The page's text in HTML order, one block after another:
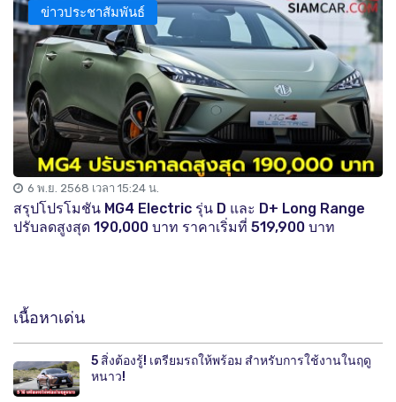
ข่าวประชาสัมพันธ์
6 พ.ย. 2568 เวลา 15:24 น.
สรุปโปรโมชัน MG4 Electric รุ่น D และ D+ Long Range
ปรับลดสูงสุด 190,000 บาท ราคาเริ่มที่ 519,900 บาท
เนื้อหาเด่น
5 สิ่งต้องรู้! เตรียมรถให้พร้อม สำหรับการใช้งานในฤดู
หนาว!